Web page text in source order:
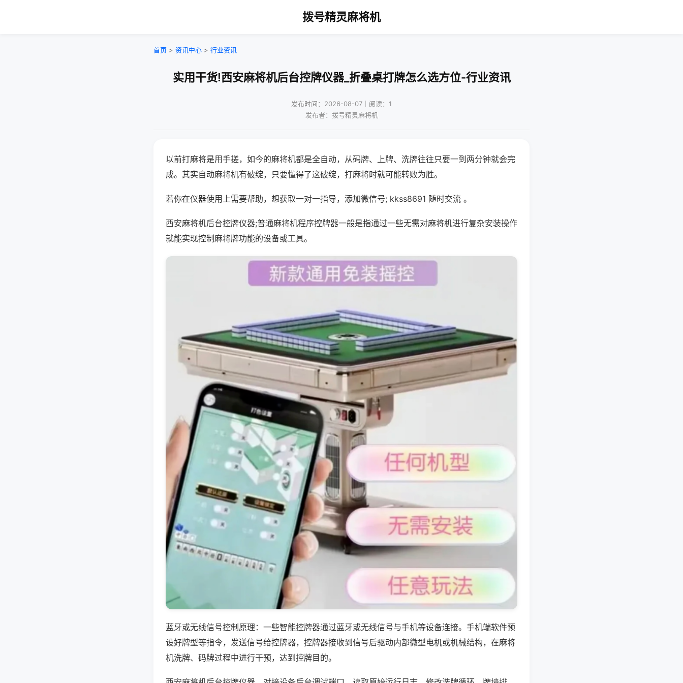
拨号精灵麻将机
首页 > 资讯中心 > 行业资讯
实用干货!西安麻将机后台控牌仪器_折叠桌打牌怎么选方位-行业资讯
发布时间：2026-08-07｜阅读：1
发布者：拨号精灵麻将机
以前打麻将是用手搓，如今的麻将机都是全自动，从码牌、上牌、洗牌往往只要一到两分钟就会完
成。其实自动麻将机有破绽，只要懂得了这破绽，打麻将时就可能转败为胜。
若你在仪器使用上需要帮助，想获取一对一指导，添加微信号; kkss8691 随时交流 。
西安麻将机后台控牌仪器;普通麻将机程序控牌器一般是指通过一些无需对麻将机进行复杂安装操作
就能实现控制麻将牌功能的设备或工具。
蓝牙或无线信号控制原理：一些智能控牌器通过蓝牙或无线信号与手机等设备连接。手机端软件预
设好牌型等指令，发送信号给控牌器，控牌器接收到信号后驱动内部微型电机或机械结构，在麻将
机洗牌、码牌过程中进行干预，达到控牌目的。